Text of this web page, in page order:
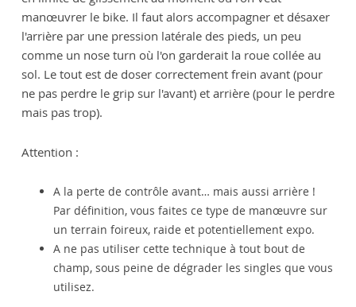
manœuvrer le bike. Il faut alors accompagner et désaxer
l'arrière par une pression latérale des pieds, un peu
comme un nose turn où l'on garderait la roue collée au
sol. Le tout est de doser correctement frein avant (pour
ne pas perdre le grip sur l'avant) et arrière (pour le perdre
mais pas trop).
Attention :
A la perte de contrôle avant… mais aussi arrière !
Par définition, vous faites ce type de manœuvre sur
un terrain foireux, raide et potentiellement expo.
A ne pas utiliser cette technique à tout bout de
champ, sous peine de dégrader les singles que vous
utilisez.